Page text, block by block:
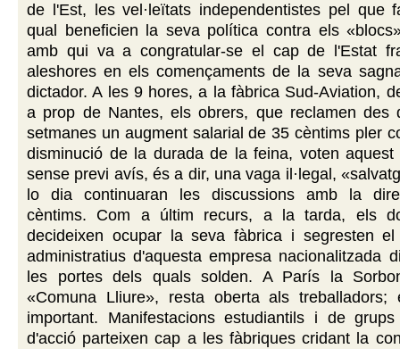
de l'Est, les vel·leïtats independentistes pel que
qual beneficien la seva política contra els
amb qui va a congratular-se el cap de l'Estat
aleshores en els començaments de la seva
dictador. A les 9 hores, a la fàbrica Sud-Aviation,
a prop de Nantes, els obrers, que reclamen des
setmanes un augment salarial de 35 cèntims pler
disminució de la durada de la feina, voten
sense previ avís, és a dir, una vaga il·legal,
lo dia continuaran les discussions amb la
cèntims. Com a últim recurs, a la tarda, els
decideixen ocupar la seva fàbrica i segresten
administratius d'aquesta empresa nacionalitzada
les portes dels quals solden. A París la
«Comuna Lliure», resta oberta als
important. Manifestacions estudiantils i de
d'acció parteixen cap a les fàbriques cridant la